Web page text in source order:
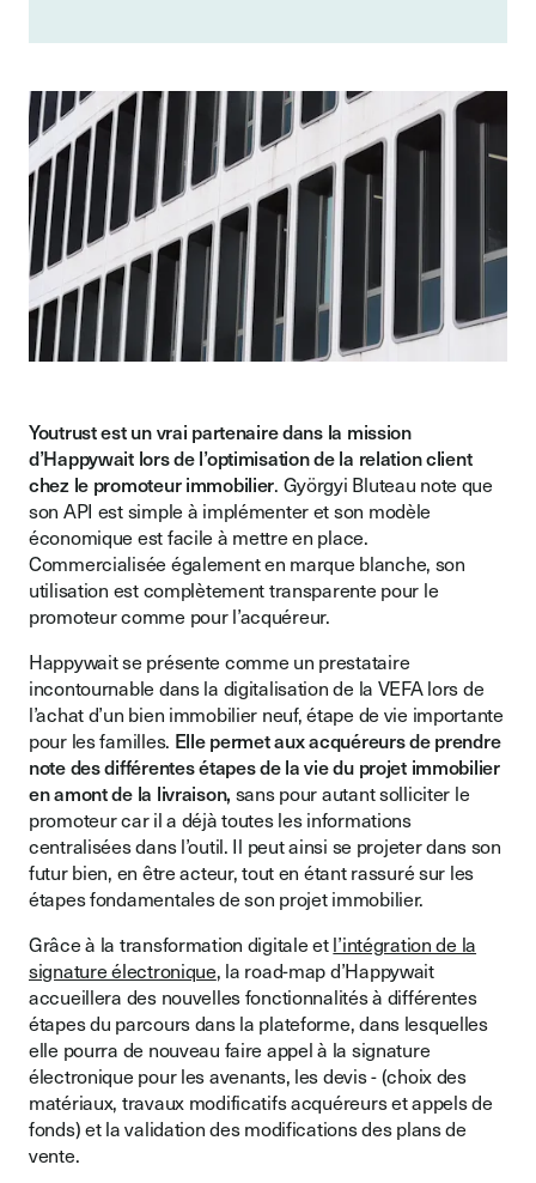
Youtrust est un vrai partenaire dans la mission
d’Happywait lors de l’optimisation de la relation client
chez le promoteur immobilier. Györgyi Bluteau note que
son API est simple à implémenter et son modèle
économique est facile à mettre en place.
Commercialisée également en marque blanche, son
utilisation est complètement transparente pour le
promoteur comme pour l’acquéreur.
Happywait se présente comme un prestataire
incontournable dans la digitalisation de la VEFA lors de
l’achat d’un bien immobilier neuf, étape de vie importante
pour les familles. Elle permet aux acquéreurs de prendre
note des différentes étapes de la vie du projet immobilier
en amont de la livraison, sans pour autant solliciter le
promoteur car il a déjà toutes les informations
centralisées dans l’outil. Il peut ainsi se projeter dans son
futur bien, en être acteur, tout en étant rassuré sur les
étapes fondamentales de son projet immobilier.
Grâce à la transformation digitale etl’intégration de la
signature électronique, la road-map d’Happywait
accueillera des nouvelles fonctionnalités à différentes
étapes du parcours dans la plateforme, dans lesquelles
elle pourra de nouveau faire appel à la signature
électronique pour les avenants, les devis - (choix des
matériaux, travaux modificatifs acquéreurs et appels de
fonds) et la validation des modifications des plans de
vente.